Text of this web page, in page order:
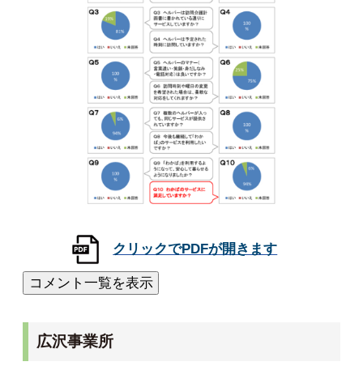
広沢事業所